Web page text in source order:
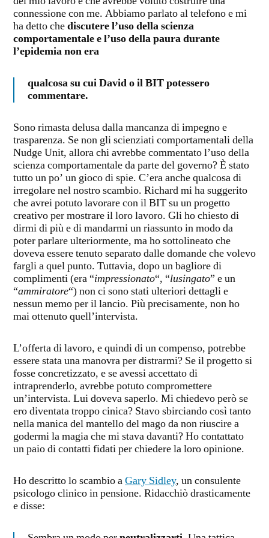
connessione con me. Abbiamo parlato al telefono e mi
ha detto chediscutere l’uso della scienza
comportamentale e l’uso della paura durante
l’epidemia non era
qualcosa su cui David o il BIT potessero
commentare.
Sono rimasta delusa dalla mancanza di impegno e
trasparenza. Se non gli scienziati comportamentali della
Nudge Unit, allora chi avrebbe commentato l’uso della
scienza comportamentale da parte del governo? È stato
tutto un po’ un gioco di spie. C’era anche qualcosa di
irregolare nel nostro scambio. Richard mi ha suggerito
che avrei potuto lavorare con il BIT su un progetto
creativo per mostrare il loro lavoro. Gli ho chiesto di
dirmi di più e di mandarmi un riassunto in modo da
poter parlare ulteriormente, ma ho sottolineato che
doveva essere tenuto separato dalle domande che volevo
fargli a quel punto. Tuttavia, dopo un bagliore di
complimenti (era “impressionato“, “lusingato” e un
“ammiratore“) non ci sono stati ulteriori dettagli e
nessun memo per il lancio. Più precisamente, non ho
mai ottenuto quell’intervista.
L’offerta di lavoro, e quindi di un compenso, potrebbe
essere stata una manovra per distrarmi? Se il progetto si
fosse concretizzato, e se avessi accettato di
intraprenderlo, avrebbe potuto compromettere
un’intervista. Lui doveva saperlo. Mi chiedevo però se
ero diventata troppo cinica? Stavo sbirciando così tanto
nella manica del mantello del mago da non riuscire a
godermi la magia che mi stava davanti? Ho contattato
un paio di contatti fidati per chiedere la loro opinione.
Ho descritto lo scambio aGary Sidley, un consulente
psicologo clinico in pensione. Ridacchiò drasticamente
e disse: